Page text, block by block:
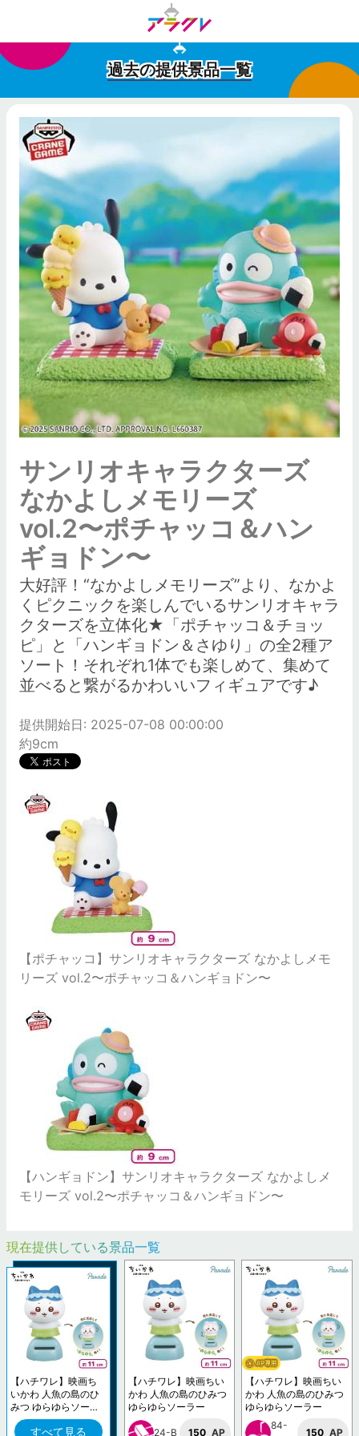
過去の提供景品一覧
サンリオキャラクターズ
なかよしメモリーズ
vol.2〜ポチャッコ＆ハン
ギョドン〜
大好評！“なかよしメモリーズ”より、なかよ
くピクニックを楽しんでいるサンリオキャラ
クターズを立体化★「ポチャッコ＆チョッ
ピ」と「ハンギョドン＆さゆり」の全2種ア
ソート！それぞれ1体でも楽しめて、集めて
並べると繋がるかわいいフィギュアです♪
提供開始日: 2025-07-08 00:00:00
約9cm
【ポチャッコ】サンリオキャラクターズ なかよしメモ
リーズ vol.2〜ポチャッコ＆ハンギョドン〜
【ハンギョドン】サンリオキャラクターズ なかよしメ
モリーズ vol.2〜ポチャッコ＆ハンギョドン〜
現在提供している景品一覧
【ハチワレ】映画ち
いかわ 人魚の島のひ
みつ ゆらゆらソーラ
ー
すべて見る
【ハチワレ】映画ちい
かわ 人魚の島のひみつ
ゆらゆらソーラー
24-B 150 AP
【ハチワレ】映画ちい
かわ 人魚の島のひみつ
ゆらゆらソーラー
84-
150 AP